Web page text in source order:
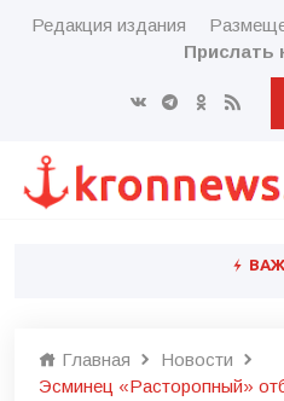
Редакция издания
Прислать
Главная
Новости
Эсминец «Расторопный»